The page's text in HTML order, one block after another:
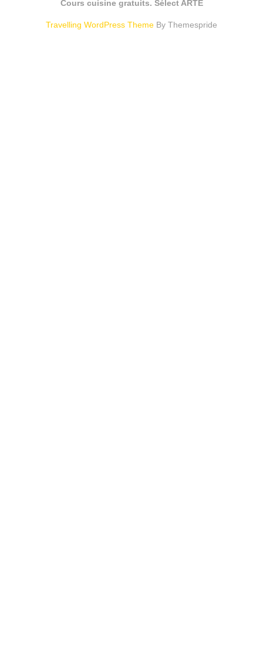
Cours cuisine gratuits. Sélect ARTE
Travelling WordPress Theme By Themespride